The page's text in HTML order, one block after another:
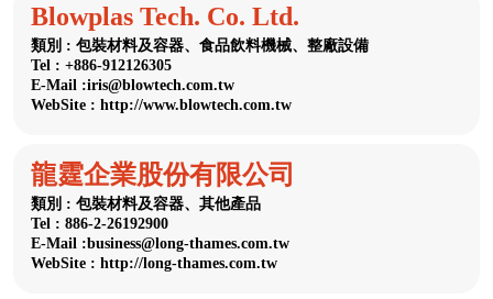
Blowplas Tech. Co. Ltd.
類別 : 包裝材料及容器、食品飲料機械、整廠設備
Tel : +886-912126305
E-Mail :iris@blowtech.com.tw
WebSite : http://www.blowtech.com.tw
龍霆企業股份有限公司
類別 : 包裝材料及容器、其他產品
Tel : 886-2-26192900
E-Mail :business@long-thames.com.tw
WebSite : http://long-thames.com.tw